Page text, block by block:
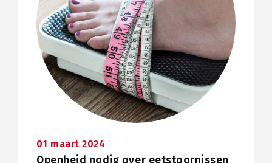
01 maart 2024
Openheid nodig over eetstoornissen